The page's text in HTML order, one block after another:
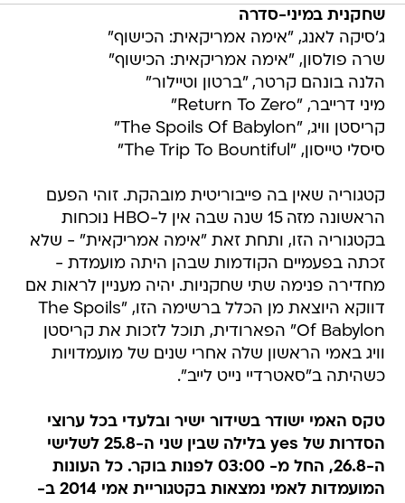
שחקנית במיני-סדרה
ג'סיקה לאנג, "אימה אמריקאית: הכישוף"
שרה פולסון, "אימה אמריקאית: הכישוף"
הלנה בונהם קרטר, "ברטון וטיילור"
מיני דרייבר, "Return To Zero"
קריסטן וויג, "The Spoils Of Babylon"
סיסלי טייסון, "The Trip To Bountiful"
קטגוריה שאין בה פייבוריטית מובהקת. זוהי הפעם
הראשונה מזה 15 שנה שבה אין ל-HBO נוכחות
בקטגוריה הזו, ותחת זאת "אימה אמריקאית" - שלא
זכתה בפעמיים הקודמות שבהן היתה מועמדת -
מחדירה פנימה שתי שחקניות. יהיה מעניין לראות אם
דווקא היוצאת מן הכלל ברשימה הזו, "The Spoils
Of Babylon" הפארודית, תוכל לזכות את קריסטן
וויג באמי הראשון שלה אחרי שנים של מועמדויות
כשהיתה ב"סאטרדיי נייט לייב".
טקס האמי ישודר בשידור ישיר ובלעדי בכל ערוצי
הסדרות של yes בלילה שבין שני ה-25.8 לשלישי
ה-26.8, החל מ- 03:00 לפנות בוקר. כל העונות
המועמדות לאמי נמצאות בקטגוריית אמי 2014 ב-